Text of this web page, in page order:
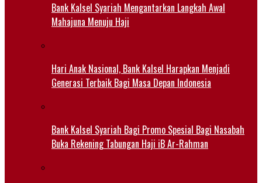
Bank Kalsel Syariah Mengantarkan Langkah Awal
Mahajuna Menuju Haji
Hari Anak Nasional, Bank Kalsel Harapkan Menjadi
Generasi Terbaik Bagi Masa Depan Indonesia
Bank Kalsel Syariah Bagi Promo Spesial Bagi Nasabah
Buka Rekening Tabungan Haji iB Ar-Rahman